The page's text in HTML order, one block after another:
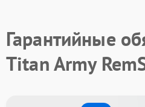
Гарантийные
Titan Army